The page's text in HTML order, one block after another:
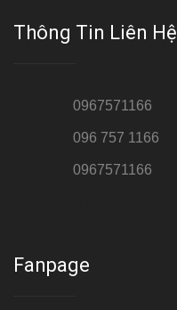
Thông Tin Liên Hệ
0967571166
096 757 1166
0967571166
Fanpage